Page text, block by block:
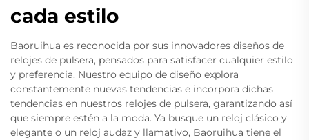
cada estilo
Baoruihua es reconocida por sus innovadores diseños de
relojes de pulsera, pensados para satisfacer cualquier estilo
y preferencia. Nuestro equipo de diseño explora
constantemente nuevas tendencias e incorpora dichas
tendencias en nuestros relojes de pulsera, garantizando así
que siempre estén a la moda. Ya busque un reloj clásico y
elegante o un reloj audaz y llamativo, Baoruihua tiene el